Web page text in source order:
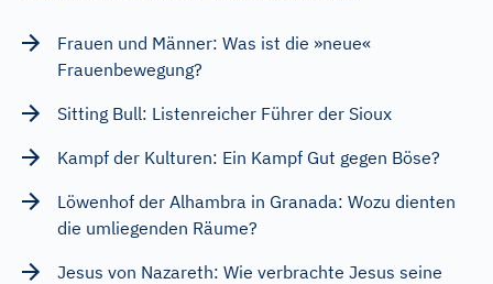
Frauen und Männer: Was ist die »neue«
Frauenbewegung?
Sitting Bull: Listenreicher Führer der Sioux
Kampf der Kulturen: Ein Kampf Gut gegen Böse?
Löwenhof der Alhambra in Granada: Wozu dienten
die umliegenden Räume?
Jesus von Nazareth: Wie verbrachte Jesus seine